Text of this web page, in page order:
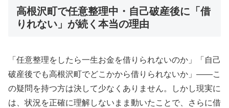
高根沢町で任意整理中・自己破産後に「借
りれない」が続く本当の理由
「任意整理をしたら一生お金を借りられないのか」「自己
破産後でも高根沢町でどこかから借りられないか」——こ
の疑問を持つ方は決して少なくありません。しかし現実に
は、状況を正確に理解しないまま動いたことで、さらに借